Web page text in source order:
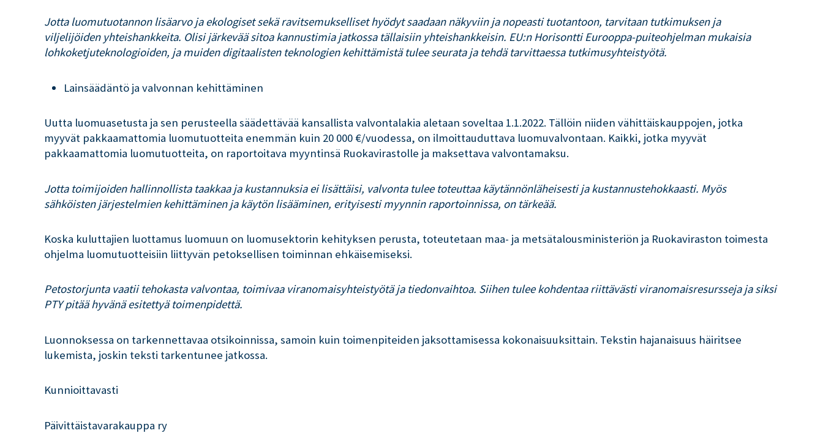
Jotta luomutuotannon lisäarvo ja ekologiset sekä ravitsemukselliset hyödyt saadaan näkyviin ja nopeasti tuotantoon, tarvitaan tutkimuksen ja
viljelijöiden yhteishankkeita. Olisi järkevää sitoa kannustimia jatkossa tällaisiin yhteishankkeisin. EU:n Horisontti Eurooppa-puiteohjelman mukaisia
lohkoketjuteknologioiden, ja muiden digitaalisten teknologien kehittämistä tulee seurata ja tehdä tarvittaessa tutkimusyhteistyötä.
Lainsäädäntö ja valvonnan kehittäminen
Uutta luomuasetusta ja sen perusteella säädettävää kansallista valvontalakia aletaan soveltaa 1.1.2022. Tällöin niiden vähittäiskauppojen, jotka
myyvät pakkaamattomia luomutuotteita enemmän kuin 20 000 €/vuodessa, on ilmoittauduttava luomuvalvontaan. Kaikki, jotka myyvät
pakkaamattomia luomutuotteita, on raportoitava myyntinsä Ruokavirastolle ja maksettava valvontamaksu.
Jotta toimijoiden hallinnollista taakkaa ja kustannuksia ei lisättäisi, valvonta tulee toteuttaa käytännönläheisesti ja kustannustehokkaasti. Myös
sähköisten järjestelmien kehittäminen ja käytön lisääminen, erityisesti myynnin raportoinnissa, on tärkeää.
Koska kuluttajien luottamus luomuun on luomusektorin kehityksen perusta, toteutetaan maa- ja metsätalousministeriön ja Ruokaviraston toimesta
ohjelma luomutuotteisiin liittyvän petoksellisen toiminnan ehkäisemiseksi.
Petostorjunta vaatii tehokasta valvontaa, toimivaa viranomaisyhteistyötä ja tiedonvaihtoa. Siihen tulee kohdentaa riittävästi viranomaisresursseja ja siksi
PTY pitää hyvänä esitettyä toimenpidettä.
Luonnoksessa on tarkennettavaa otsikoinnissa, samoin kuin toimenpiteiden jaksottamisessa kokonaisuuksittain. Tekstin hajanaisuus häiritsee
lukemista, joskin teksti tarkentunee jatkossa.
Kunnioittavasti
Päivittäistavarakauppa ry